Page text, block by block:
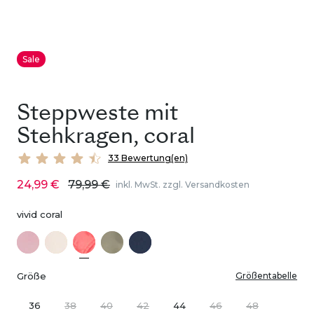
Sale
Steppweste mit
Stehkragen, coral
33 Bewertung(en)
24,99 € 79,99 € inkl. MwSt. zzgl. Versandkosten
vivid coral
Größe Größentabelle
36 38 40 42 44 46 48